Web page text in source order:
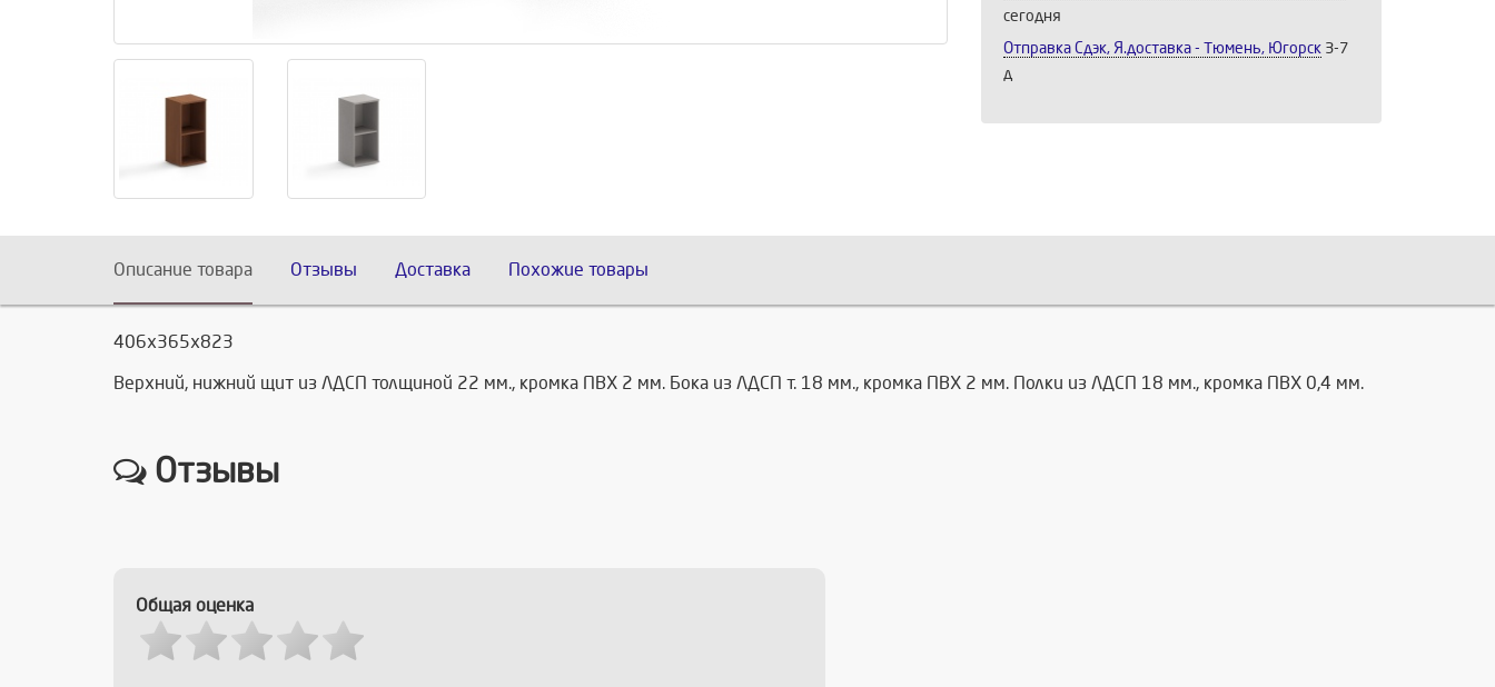
сегодня
Отправка Сдэк, Я.доставка - Тюмень, Югорск 3-7
д
Описание товара Отзывы Доставка Похожие товары
406х365х823
Верхний, нижний щит из ЛДСП толщиной 22 мм., кромка ПВХ 2 мм. Бока из ЛДСП т. 18 мм., кромка ПВХ 2 мм. Полки из ЛДСП 18 мм., кромка ПВХ 0,4 мм.
Отзывы
Общая оценка